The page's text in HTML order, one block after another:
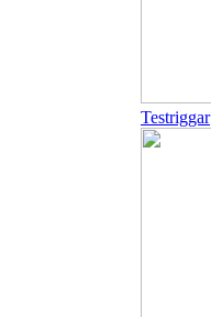
Testriggar